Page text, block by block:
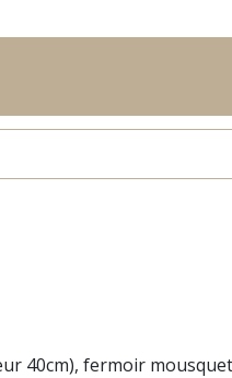
(longueur 40cm),